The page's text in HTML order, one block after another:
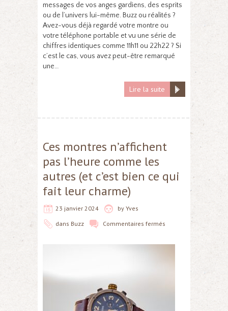
messages de vos anges gardiens, des esprits
ou de l’univers lui-même. Buzz ou réalités ?
Avez-vous déjà regardé votre montre ou
votre téléphone portable et vu une série de
chiffres identiques comme 11h11 ou 22h22 ? Si
c’est le cas, vous avez peut-être remarqué
une…
Lire la suite
Ces montres n’affichent
pas l’heure comme les
autres (et c’est bien ce qui
fait leur charme)
23 janvier 2024 by Yves
dans Buzz Commentaires fermés